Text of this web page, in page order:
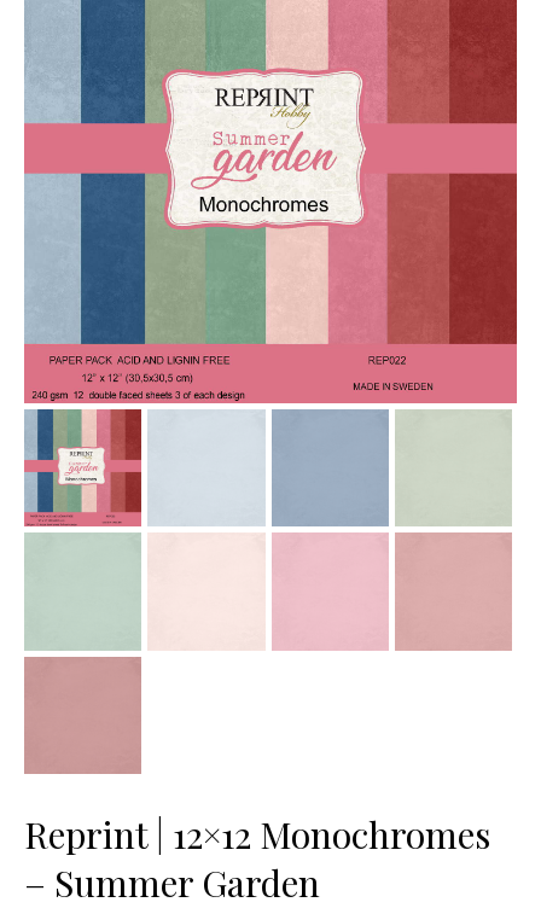
Reprint | 12×12 Monochromes
– Summer Garden